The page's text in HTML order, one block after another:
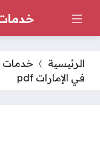
خدمات
الرئيسية خدمات
في الإمارات pdf